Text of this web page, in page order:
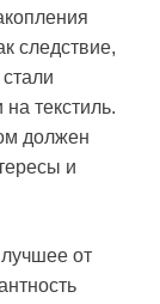
следствие,
текстиль.
должен
и
от